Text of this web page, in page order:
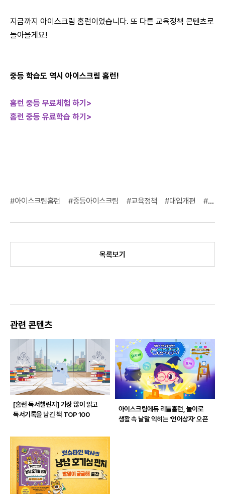
지금까지 아이스크림 홈런이었습니다. 또 다른 교육정책 콘텐츠로
돌아올게요!
중등 학습도 역시 아이스크림 홈런!
홈런 중등 무료체험 하기>
홈런 중등 유료학습 하기>
#아이스크림홈런 #중등아이스크림 #교육정책 #대입개편 #고교내신
목록보기
관련 콘텐츠
[홈런 독서챌린지]가장 많이 읽고
독서기록을 남긴 책 TOP 100
아이스크림에듀 리틀홈런, 놀이로
생활 속 낱말 익히는 ‘언어상자’ 오픈